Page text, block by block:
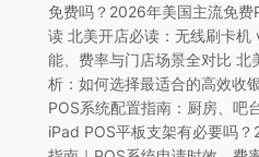
免费吗？2026年美国主流免
读 北美开店必读：无线刷卡机
能、费率与门店场景全对比 北
析：如何选择最适合的高效收
POS系统配置指南：厨房、吧
iPad POS平板支架有必要吗